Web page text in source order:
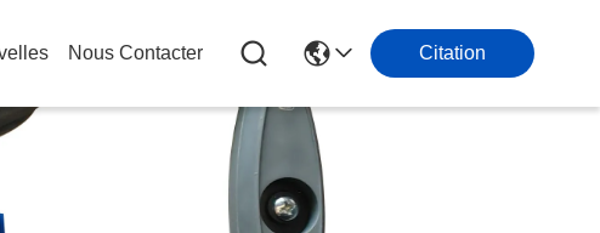
Nous Contacter Citation